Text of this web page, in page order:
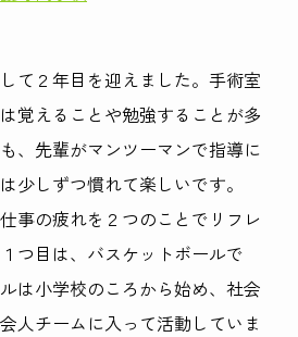
て２年目を迎えました。手術室
覚えることや勉強することが多
、先輩がマンツーマンで指導に
少しずつ慣れて楽しいです。
事の疲れを２つのことでリフレ
つ目は、バスケットボールで
は小学校のころから始め、社会
人チームに入って活動していま